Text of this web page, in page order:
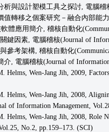
與設計塑模工具之探討, 電腦稽
值轉移之個案研究－融合內部能
體應用簡介, 稽核自動化
因素, 電腦稽核(Journal of
考架構, 稽核自動化
, 電腦稽核(Journal of
Helms, Wen-Jang Jih, 2009,
Helms, Wen-Jang Jih, 2008,
of Information Management,
Helms, Wen-Jang Jih, 2008, Role
No.2, pp.159–173. (SCI)